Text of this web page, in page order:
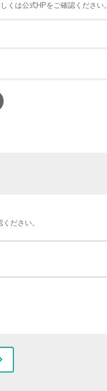
くは公式HPをご確認ください。
ださい。